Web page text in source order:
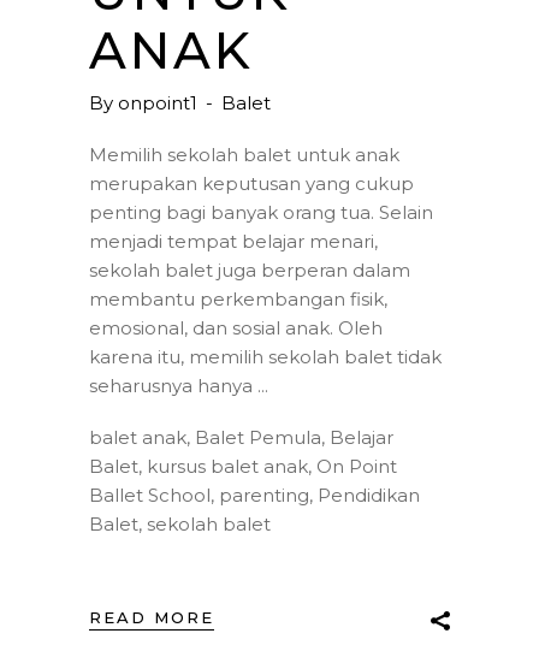
ANAK
By onpoint1 Balet
Memilih sekolah balet untuk anak
merupakan keputusan yang cukup
penting bagi banyak orang tua. Selain
menjadi tempat belajar menari,
sekolah balet juga berperan dalam
membantu perkembangan fisik,
emosional, dan sosial anak. Oleh
karena itu, memilih sekolah balet tidak
seharusnya hanya
balet anak, Balet Pemula, Belajar
Balet, kursus balet anak, On Point
Ballet School, parenting, Pendidikan
Balet, sekolah balet
READ MORE